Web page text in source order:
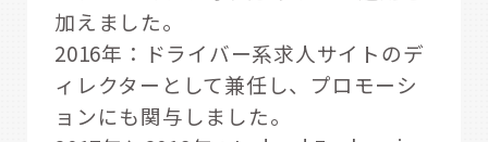
加えました。
2016年：ドライバー系求人サイトのデ
ィレクターとして兼任し、プロモーシ
ョンにも関与しました。